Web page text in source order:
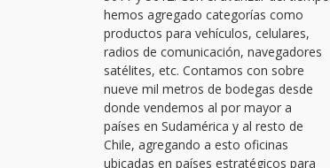
hemos agregado categorías como
productos para vehículos, celulares,
radios de comunicación, navegadores
satélites, etc. Contamos con sobre
nueve mil metros de bodegas desde
donde vendemos al por mayor a
países en Sudamérica y al resto de
Chile, agregando a esto oficinas
ubicadas en países estratégicos para